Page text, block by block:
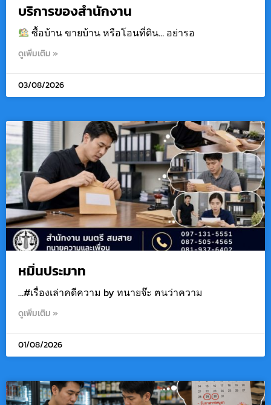
บริการของสำนักงาน
ซื้อบ้าน ขายบ้าน หรือโอนที่ดิน… อย่ารอ
ดูเพิ่มเติม »
03/08/2026
หมิ่นประมาท
…#เรื่องเล่าคดีความ by ทนายจ๊ะ ฅนว่าความ
ดูเพิ่มเติม »
01/08/2026